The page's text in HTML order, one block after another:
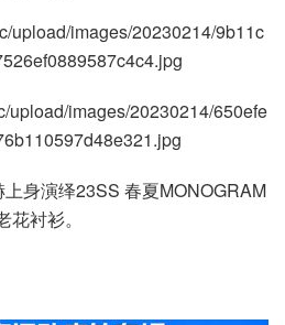
身演绎23SS 春夏MONOGRAM
花衬衫。